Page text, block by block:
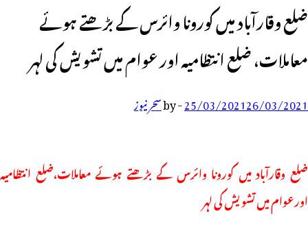
ضلع وقارآباد میں کورونا وائرس کے بڑھتے ہوئے
معاملات، ضلع انتظامیہ اور عوام میں تشویش کی لہر
25/03/202126/03/2021
-
byسحر نیوز
ضلع وقارآباد میں کورونا وائرس کے بڑھتے ہوئے معاملات،ضلع انتظامیہ
اورعوام میں تشویش کی لہر